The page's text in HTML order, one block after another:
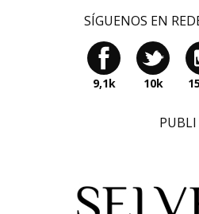
SÍGUENOS EN
9,1k 10k
PUBLI